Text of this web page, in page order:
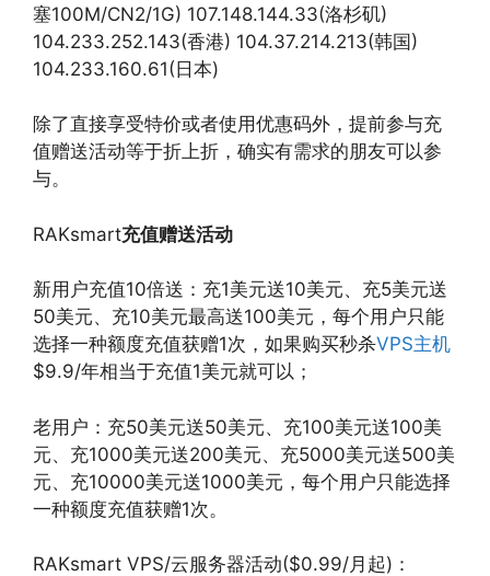
塞100M/CN2/1G) 107.148.144.33(洛杉矶)
104.233.252.143(香港) 104.37.214.213(韩国)
104.233.160.61(日本)
除了直接享受特价或者使用优惠码外，提前参与充
值赠送活动等于折上折，确实有需求的朋友可以参
与。
RAKsmart充值赠送活动
新用户充值10倍送：充1美元送10美元、充5美元送
50美元、充10美元最高送100美元，每个用户只能
选择一种额度充值获赠1次，如果购买秒杀VPS主机
$9.9/年相当于充值1美元就可以；
老用户：充50美元送50美元、充100美元送100美
元、充1000美元送200美元、充5000美元送500美
元、充10000美元送1000美元，每个用户只能选择
一种额度充值获赠1次。
RAKsmart VPS/云服务器活动($0.99/月起)：